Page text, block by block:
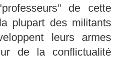
de cette
plupart des militants
leurs armes
de la conflictualité